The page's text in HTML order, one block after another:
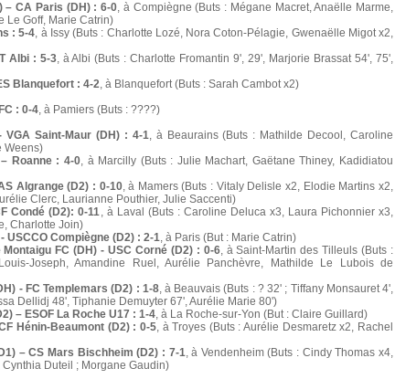
– CA Paris (DH) : 6-0, à Compiègne (Buts : Mégane Macret, Anaëlle Marme,
Le Goff, Marie Catrin)
: 5-4, à Issy (Buts : Charlotte Lozé, Nora Coton-Pélagie, Gwenaëlle Migot x2,
Albi : 5-3, à Albi (Buts : Charlotte Fromantin 9', 29', Marjorie Brassat 54', 75',
Blanquefort : 4-2, à Blanquefort (Buts : Sarah Cambot x2)
: 0-4, à Pamiers (Buts : ????)
VGA Saint-Maur (DH) : 4-1, à Beaurains (Buts : Mathilde Decool, Caroline
Weens)
Roanne : 4-0, à Marcilly (Buts : Julie Machart, Gaëtane Thiney, Kadidiatou
Algrange (D2) : 0-10, à Mamers (Buts : Vitaly Delisle x2, Elodie Martins x2,
Clerc, Laurianne Pouthier, Julie Saccenti)
Condé (D2): 0-11, à Laval (Buts : Caroline Deluca x3, Laura Pichonnier x3,
Charlotte Join)
USCCO Compiègne (D2) : 2-1, à Paris (But : Marie Catrin)
FC (DH) - USC Corné (D2) : 0-6, à Saint-Martin des Tilleuls (Buts :
Joseph, Amandine Ruel, Aurélie Panchèvre, Mathilde Le Lubois de
- FC Templemars (D2) : 1-8, à Beauvais (Buts : ? 32' ; Tiffany Monsauret 4',
Dellidj 48', Tiphanie Demuyter 67', Aurélie Marie 80')
– ESOF La Roche U17 : 1-4, à La Roche-sur-Yon (But : Claire Guillard)
Hénin-Beaumont (D2) : 0-5, à Troyes (Buts : Aurélie Desmaretz x2, Rachel
– CS Mars Bischheim (D2) : 7-1, à Vendenheim (Buts : Cindy Thomas x4,
Duteil ; Morgane Gaudin)